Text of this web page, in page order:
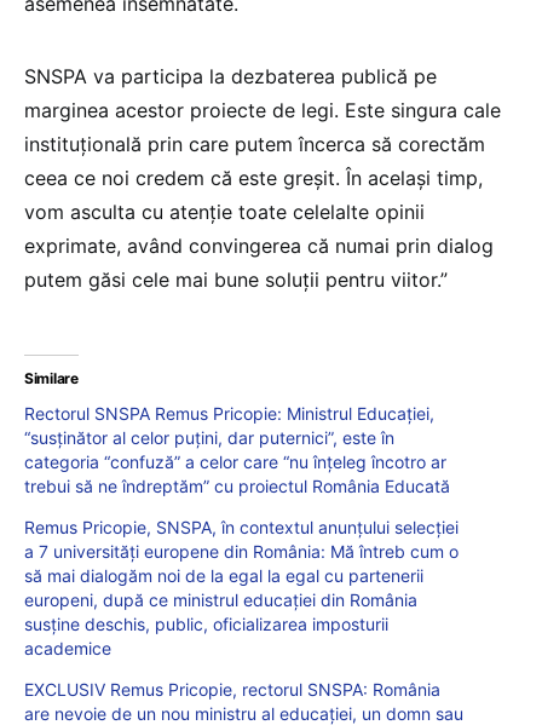
SNSPA va participa la dezbaterea publică pe
marginea acestor proiecte de legi. Este singura cale
instituțională prin care putem încerca să corectăm
ceea ce noi credem că este greşit. În acelaşi timp,
vom asculta cu atenție toate celelalte opinii
exprimate, având convingerea că numai prin dialog
putem găsi cele mai bune soluții pentru viitor.”
Similare
Rectorul SNSPA Remus Pricopie: Ministrul Educației,
“susținător al celor puțini, dar puternici”, este în
categoria “confuză” a celor care “nu înțeleg încotro ar
trebui să ne îndreptăm” cu proiectul România Educată
Remus Pricopie, SNSPA, în contextul anunțului selecției
a 7 universități europene din România: Mă întreb cum o
să mai dialogăm noi de la egal la egal cu partenerii
europeni, după ce ministrul educației din România
susține deschis, public, oficializarea imposturii
academice
EXCLUSIV Remus Pricopie, rectorul SNSPA: România
are nevoie de un nou ministru al educației, un domn sau